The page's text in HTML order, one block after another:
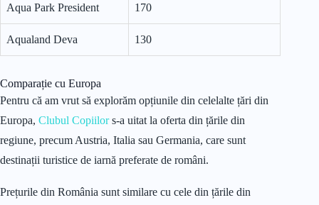
Aqua Park President 170
Aqualand Deva 130
Comparație cu Europa
Pentru că am vrut să explorăm opțiunile din celelalte țări din
Europa, Clubul Copiilors-a uitat la oferta din țările din
regiune, precum Austria, Italia sau Germania, care sunt
destinații turistice de iarnă preferate de români.
Prețurile din România sunt similare cu cele din țările din